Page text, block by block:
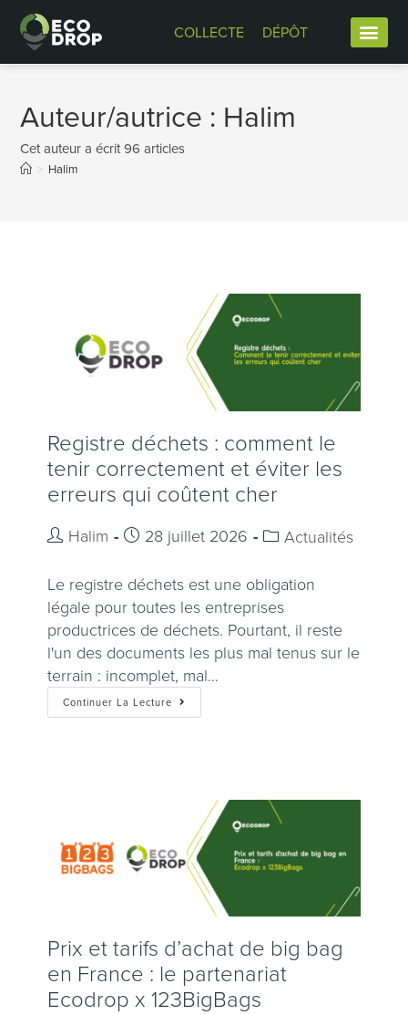
COLLECTE DÉPÔT
Auteur/autrice : Halim
Cet auteur a écrit 96 articles
> Halim
Registre déchets : comment le
tenir correctement et éviter les
erreurs qui coûtent cher
Halim 28 juillet 2026 Actualités
Le registre déchets est une obligation
légale pour toutes les entreprises
productrices de déchets. Pourtant, il reste
l'un des documents les plus mal tenus sur le
terrain : incomplet, mal…
Continuer La Lecture
Prix et tarifs d’achat de big bag
en France : le partenariat
Ecodrop x 123BigBags